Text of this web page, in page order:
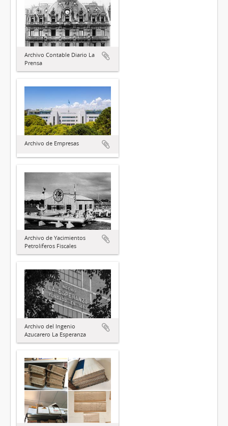
Archivo Contable Diario La
Prensa
Archivo de Empresas
Archivo de Yacimientos
Petrolíferos Fiscales
Archivo del Ingenio
Azucarero La Esperanza